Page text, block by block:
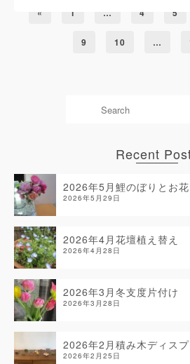
« 1 … 4 5
9 10 …
Recent
2026年5月鯉のぼりとお花
2026年5月29日
2026年4月花壇植え替え
2026年4月28日
2026年3月冬支度片付け
2026年3月28日
2026年2月積み木ディスプ
2026年2月25日